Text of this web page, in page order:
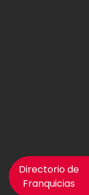
Directorio de
Franquicias